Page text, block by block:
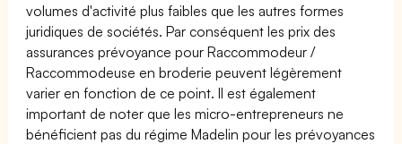
volumes d'activité plus faibles que les autres formes
juridiques de sociétés. Par conséquent les prix des
assurances prévoyance pour Raccommodeur /
Raccommodeuse en broderie peuvent légèrement
varier en fonction de ce point. Il est également
important de noter que les micro-entrepreneurs ne
bénéficient pas du régime Madelin pour les prévoyances